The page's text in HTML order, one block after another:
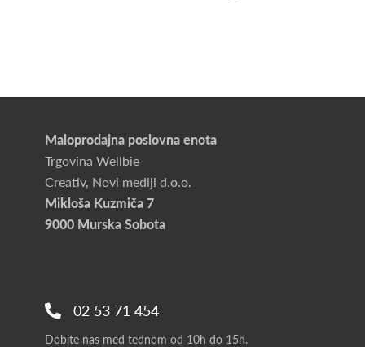
Maloprodajna poslovna enota
Trgovina Wellbie
Creativ, Novi mediji d.o.o.
Mikloša Kuzmiča 7
9000 Murska Sobota
02 53 71 454
Dobite nas med tednom od 10h do 15h.